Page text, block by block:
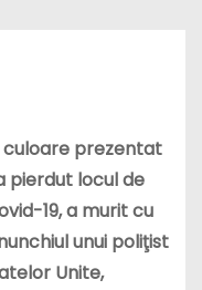
culoare prezentat
pierdut locul de
19, a murit cu
unui poliţist
Unite,